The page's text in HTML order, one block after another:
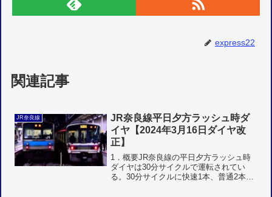
express22
関連記事
JR奈良線
JR奈良線平日夕方ラッシュ時ダ
イヤ【2024年3月16日ダイヤ改
正】
1．概要JR奈良線の平日夕方ラッシュ時
ダイヤは30分サイクルで運転されてい
る。30分サイクルに快速1本、普通2本の